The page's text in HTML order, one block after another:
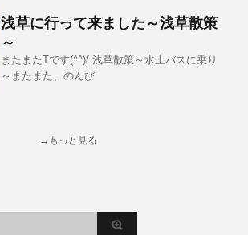
浅草に行って来ました～浅草散策
～
またまたTです(^^)/ 浅草散策～水上バスに乗り
～またまた、のんび
→もっと見る